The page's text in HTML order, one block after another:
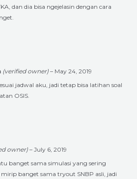
dan dia bisa ngejelasin dengan cara
(verified owner) – May 24, 2019
jadwal aku, jadi tetap bisa latihan soal
OSIS.
owner)– July 6, 2019
banget sama simulasi yang sering
banget sama tryout SNBP asli, jadi